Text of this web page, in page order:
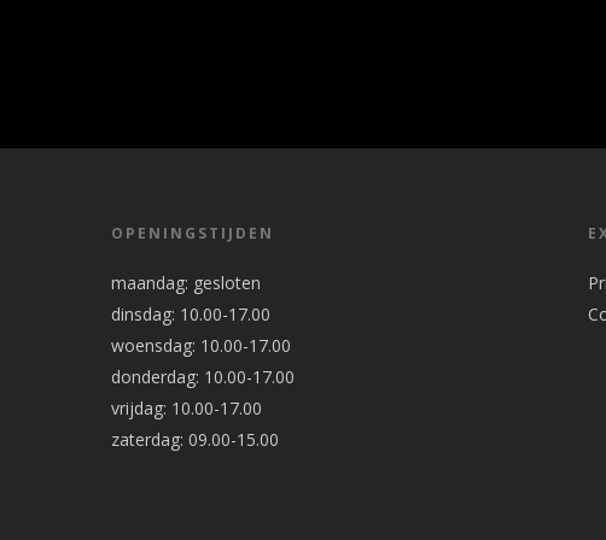
OPENINGSTIJDEN
maandag: gesloten
dinsdag: 10.00-17.00
woensdag: 10.00-17.00
donderdag: 10.00-17.00
vrijdag: 10.00-17.00
zaterdag: 09.00-15.00